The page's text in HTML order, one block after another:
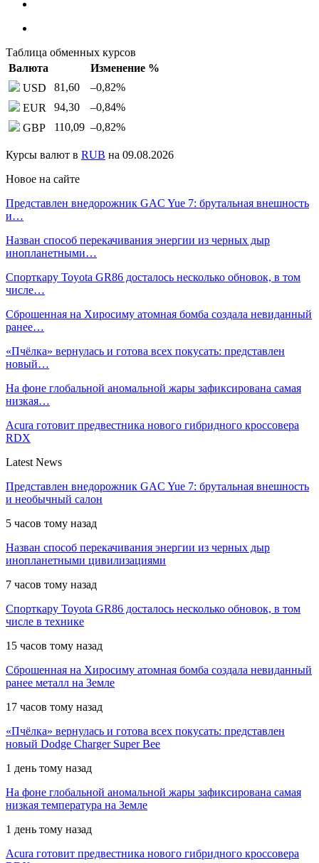
Таблица обменных курсов
Валюта
Изменение %
USD
81,60 –0,82%
EUR
94,30 –0,84%
GBP
110,09 –0,82%
Курсы валют в RUB на 09.08.2026
Новое на сайте
Представлен внедорожник GAC Yue 7: брутальная внешность
и…
Назван способ перекачивания энергии из черных дыр
инопланетными…
Спорткару Toyota GR86 досталось несколько обновок, в том
числе…
Сброшенная на Хиросиму атомная бомба создала невиданный
ранее…
«Пчёлка» вернулась и готова всех покусать: представлен
новый…
На фоне глобальной аномальной жары зафиксирована самая
низкая…
Acura готовит предвестника нового гибридного кроссовера
RDX
Latest News
Представлен внедорожник GAC Yue 7: брутальная внешность
и необычный салон
5 часов тому назад
Назван способ перекачивания энергии из черных дыр
инопланетными цивилизациями
7 часов тому назад
Спорткару Toyota GR86 досталось несколько обновок, в том
числе в технике
15 часов тому назад
Сброшенная на Хиросиму атомная бомба создала невиданный
ранее металл на Земле
17 часов тому назад
«Пчёлка» вернулась и готова всех покусать: представлен
новый Dodge Charger Super Bee
1 день тому назад
На фоне глобальной аномальной жары зафиксирована самая
низкая температура на Земле
1 день тому назад
Acura готовит предвестника нового гибридного кроссовера